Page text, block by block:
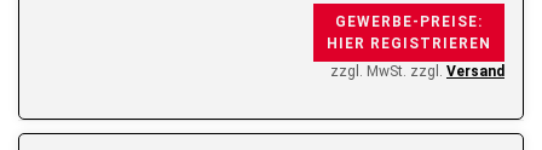
GEWERBE-PREISE:
HIER REGISTRIEREN
zzgl. MwSt. zzgl. Versand